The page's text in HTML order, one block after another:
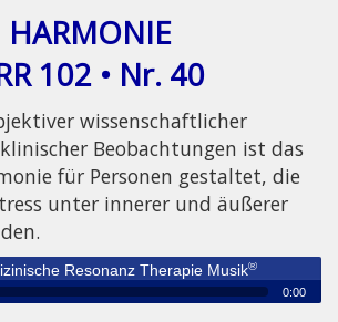
HARMONIE
102 • Nr. 40
wissenschaftlicher
Beobachtungen ist das
für Personen gestaltet, die
unter innerer und äußerer
Resonanz Therapie Musik®
0:00